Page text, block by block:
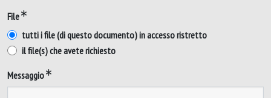
File
tutti i file (di questo documento) in accesso ristretto
il file(s) che avete richiesto
Messaggio